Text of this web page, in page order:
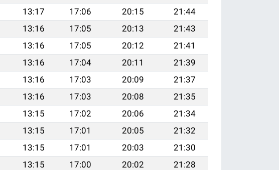
13:17 17:06 20:15
21:44
13:16 17:05 20:13
21:43
13:16 17:05 20:12
21:41
13:16 17:04 20:11
21:39
13:16 17:03 20:09
21:37
13:16 17:03 20:08
21:35
13:15 17:02 20:06
21:34
13:15 17:01 20:05
21:32
13:15 17:01 20:03
21:30
13:15 17:00 20:02
21:28